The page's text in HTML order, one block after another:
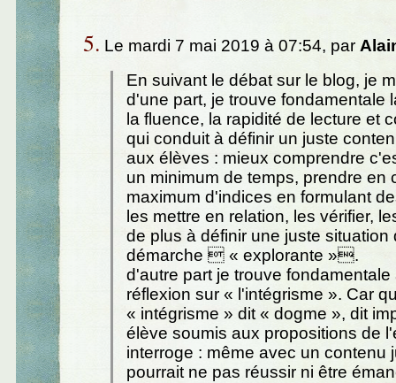
5. Le mardi 7 mai 2019 à 07:54, par
En suivant le débat sur le blog, je
d'une part, je trouve fondamentale
la fluence, la rapidité de lecture et
qui conduit à définir un juste
aux élèves : mieux comprendre
un minimum de temps, prendre en
maximum d'indices en formulant
les mettre en relation, les vérifier,
de plus à définir une juste situation
démarche  « explorante ».
d'autre part je trouve fondamentale
réflexion sur « l'intégrisme ». Car
« intégrisme » dit « dogme », dit
élève soumis aux propositions de
interroge : même avec un contenu
pourrait ne pas réussir ni être